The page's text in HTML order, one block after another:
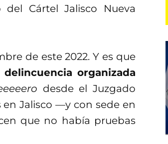
Cártel Jalisco Nueva
de este 2022. Y es que
delincuencia organizada
desde el Juzgado
en Jalisco —y con sede en
que no había pruebas